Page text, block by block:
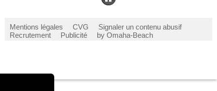
Mentions légales CVG
Signaler un contenu abusif
Recrutement
Publicité by Omaha-Beach